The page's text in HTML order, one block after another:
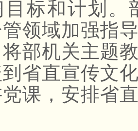
目标和计划。
领域加强指
部机关主题
省直宣传文
课，安排省